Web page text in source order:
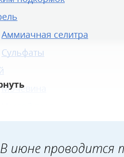
Аммиачная селитра
Сульфаты
Мочевина
Куриный помёт
В июне проводится